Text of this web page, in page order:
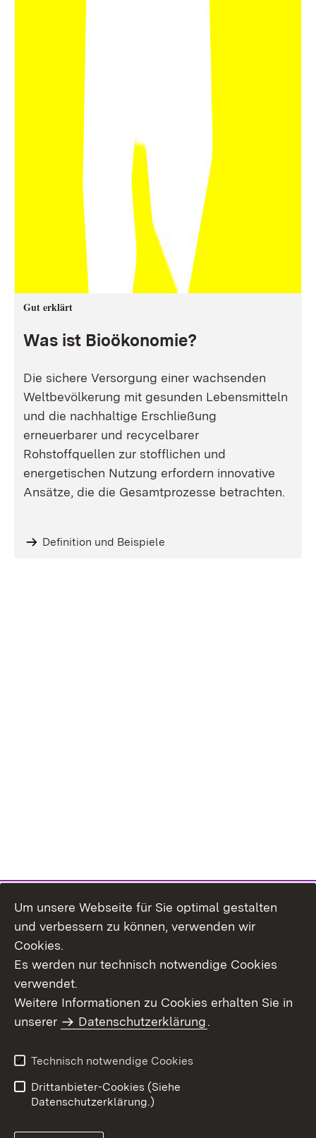
Gut erklärt
Was ist Bioökonomie?
Die sichere Versorgung einer wachsenden
Weltbevölkerung mit gesunden Lebensmitteln
und die nachhaltige Erschließung
erneuerbarer und recycelbarer
Rohstoffquellen zur stofflichen und
energetischen Nutzung erfordern innovative
Ansätze, die die Gesamtprozesse betrachten.
Definition und Beispiele
Themenübersicht
Barrierefreiheit
Um unsere Webseite für Sie optimal gestalten
und verbessern zu können, verwenden wir
Cookies.
Es werden nur technisch notwendige Cookies
verwendet.
Weitere Informationen zu Cookies erhalten Sie in
unserer
Datenschutzerklärung.
Technisch notwendige Cookies
Drittanbieter-Cookies (Siehe
Datenschutzerklärung.)